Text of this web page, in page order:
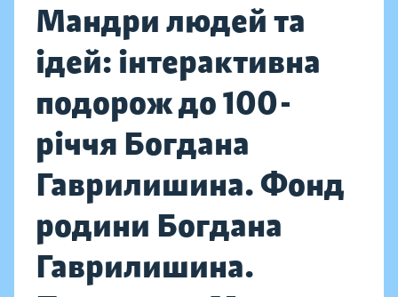
Мандри людей та
ідей: інтерактивна
подорож до 100-
річчя Богдана
Гаврилишина. Фонд
родини Богдана
Гаврилишина.